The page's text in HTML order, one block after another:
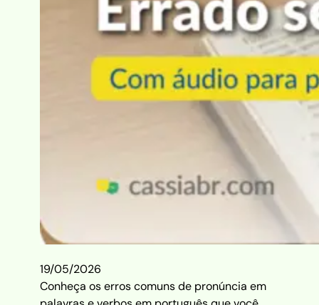
19/05/2026
Conheça os erros comuns de pronúncia em